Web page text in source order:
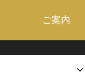
ご案内